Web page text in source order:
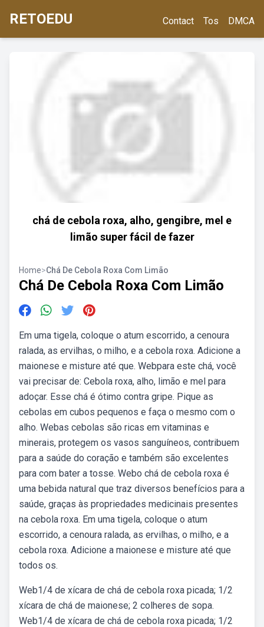
RETOEDU Contact Tos DMCA
chá de cebola roxa, alho, gengibre, mel e
limão super fácil de fazer
Home>Chá De Cebola Roxa Com Limão
Chá De Cebola Roxa Com Limão
Em uma tigela, coloque o atum escorrido, a cenoura
ralada, as ervilhas, o milho, e a cebola roxa. Adicione a
maionese e misture até que. Webpara este chá, você
vai precisar de: Cebola roxa, alho, limão e mel para
adoçar. Esse chá é ótimo contra gripe. Pique as
cebolas em cubos pequenos e faça o mesmo com o
alho. Webas cebolas são ricas em vitaminas e
minerais, protegem os vasos sanguíneos, contribuem
para a saúde do coração e também são excelentes
para com bater a tosse. Webo chá de cebola roxa é
uma bebida natural que traz diversos benefícios para a
saúde, graças às propriedades medicinais presentes
na cebola roxa. Em uma tigela, coloque o atum
escorrido, a cenoura ralada, as ervilhas, o milho, e a
cebola roxa. Adicione a maionese e misture até que
todos os.
Web1/4 de xícara de chá de cebola roxa picada; 1/2
xícara de chá de maionese; 2 colheres de sopa.
Web1/4 de xícara de chá de cebola roxa picada; 1/2